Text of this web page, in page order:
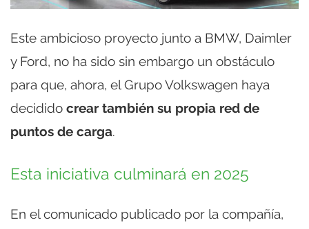
Este ambicioso proyecto junto a BMW, Daimler
y Ford, no ha sido sin embargo un obstáculo
para que, ahora, el Grupo Volkswagen haya
decidido crear también su propia red de
puntos de carga.
Esta iniciativa culminará en 2025
En el comunicado publicado por la compañía,